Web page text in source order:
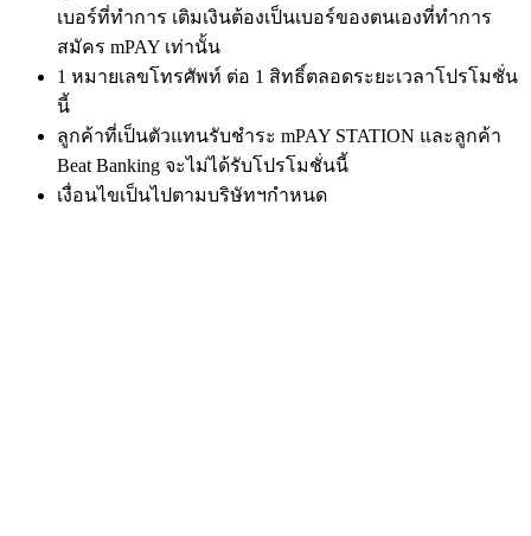
เบอร์ที่ทำการ เติมเงินต้องเป็นเบอร์ของตนเองที่ทำการ
สมัคร mPAY เท่านั้น
1 หมายเลขโทรศัพท์ ต่อ 1 สิทธิ์ตลอดระยะเวลาโปรโมชั่น
นี้
ลูกค้าที่เป็นตัวแทนรับชำระ mPAY STATION และลูกค้า
Beat Banking จะไม่ได้รับโปรโมชั่นนี้
เงื่อนไขเป็นไปตามบริษัทฯกำหนด